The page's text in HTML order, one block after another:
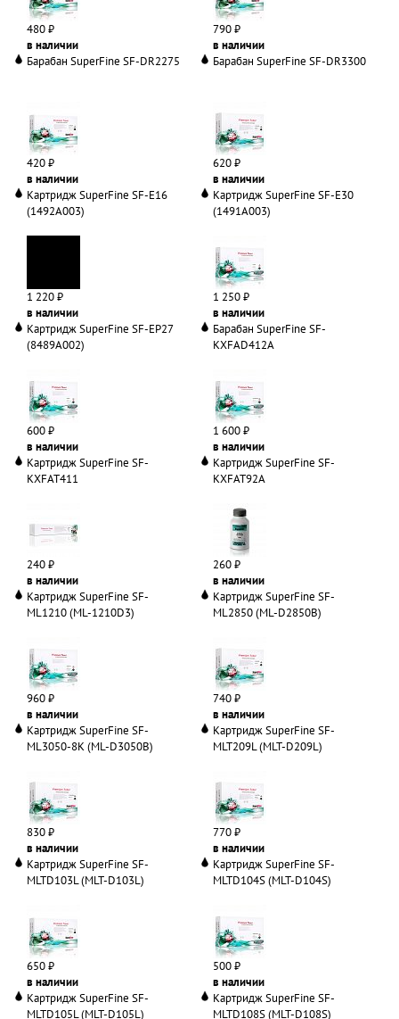
480 ₽
в наличии
790 ₽
в наличии
Барабан SuperFine SF-DR2275
420 ₽
в наличии
Барабан SuperFine SF-DR3300
620 ₽
в наличии
Картридж SuperFine SF-E16
(1492A003)
1 220 ₽
в наличии
Картридж SuperFine SF-E30
(1491A003)
1 250 ₽
в наличии
Картридж SuperFine SF-EP27
(8489A002)
600 ₽
в наличии
Барабан SuperFine SF-
KXFAD412A
1 600 ₽
в наличии
Картридж SuperFine SF-
KXFAT411
240 ₽
в наличии
Картридж SuperFine SF-
KXFAT92A
260 ₽
в наличии
Картридж SuperFine SF-
ML1210 (ML-1210D3)
960 ₽
в наличии
Картридж SuperFine SF-
ML2850 (ML-D2850B)
740 ₽
в наличии
Картридж SuperFine SF-
ML3050-8K (ML-D3050B)
830 ₽
в наличии
Картридж SuperFine SF-
MLT209L (MLT-D209L)
770 ₽
в наличии
Картридж SuperFine SF-
MLTD103L (MLT-D103L)
650 ₽
в наличии
Картридж SuperFine SF-
MLTD104S (MLT-D104S)
500 ₽
в наличии
Картридж SuperFine SF-
MLTD105L (MLT-D105L)
Картридж SuperFine SF-
MLTD108S (MLT-D108S)